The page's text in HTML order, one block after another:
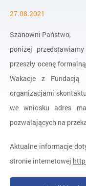
/
Wyniki konkursu
27.08.2021
Szanowni Państwo,
poniżej
przeszły ocenę
Wakacje z Fundacją
organizacjami
we wniosku adres
pozwalających na
Aktualne informacje
stronie internetowej